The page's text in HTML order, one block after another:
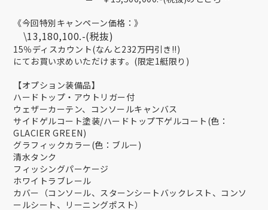
《今回特別キャンペーン価格：》
\13,180,100.-(税抜)
15％ディスカウント(なんと232万円引き!!)
にてお買い求めいただけます。(限定1艇限り)
【オプション装備品】
ハードトップ・アウトリガー付
ウェザーカーテン、コンソールキャンバス
サイドゲルコート塗装/ハードトップ下ゲルコート(色：
GLACIER GREEN)
グラフィックカラー(色：ブルー)
清水タンク
フィッシングパーケージ
ホワイトラブレール
カバー（コンソール、スターンシートバックレスト、コンソ
ールシート、リーニングポスト）